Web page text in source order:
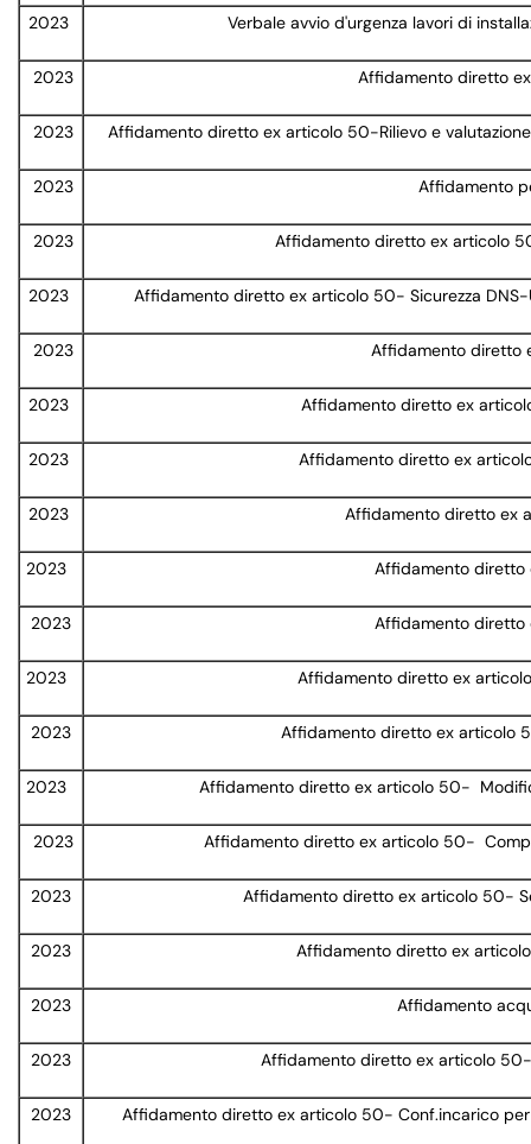
2023 Verbale avvio d'urgenza lavori di
2023 Affidamento diretto
2023 Affidamento diretto ex articolo 50-Rilievo e
2023 Affidamento
2023 Affidamento diretto ex articolo
2023 Affidamento diretto ex articolo 50- Sicurezza
2023 Affidamento diretto
2023 Affidamento diretto ex
2023 Affidamento diretto ex
2023 Affidamento diretto ex
2023 Affidamento
2023 Affidamento diretto
2023 Affidamento diretto ex
2023 Affidamento diretto ex articolo
2023 Affidamento diretto ex articolo 50-
2023 Affidamento diretto ex articolo 50-
2023 Affidamento diretto ex articolo 50-
2023 Affidamento diretto ex
2023 Affidamento
2023 Affidamento diretto ex articolo
2023 Affidamento diretto ex articolo 50- Conf.incarico